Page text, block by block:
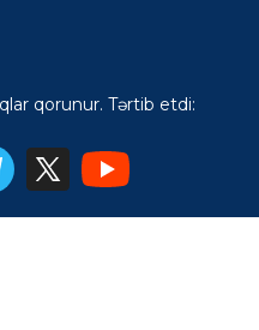
qorunur. Tərtib etdi: